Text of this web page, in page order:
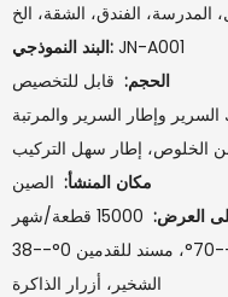
المدرسة، الفندق، الشقة، الخ
البند النموذجي: JN-A001
الحجم: قابل للتخصيص
وإطار السرير والمرتبة
الخلوص، إطار سهل التركيب
مكان المنشأ: الصين
العرض:
مسند الظهر 0°--70°، مسند للقدمين 0°--38°، ZG، مضاد
الشخير، أزرار الذاكرة